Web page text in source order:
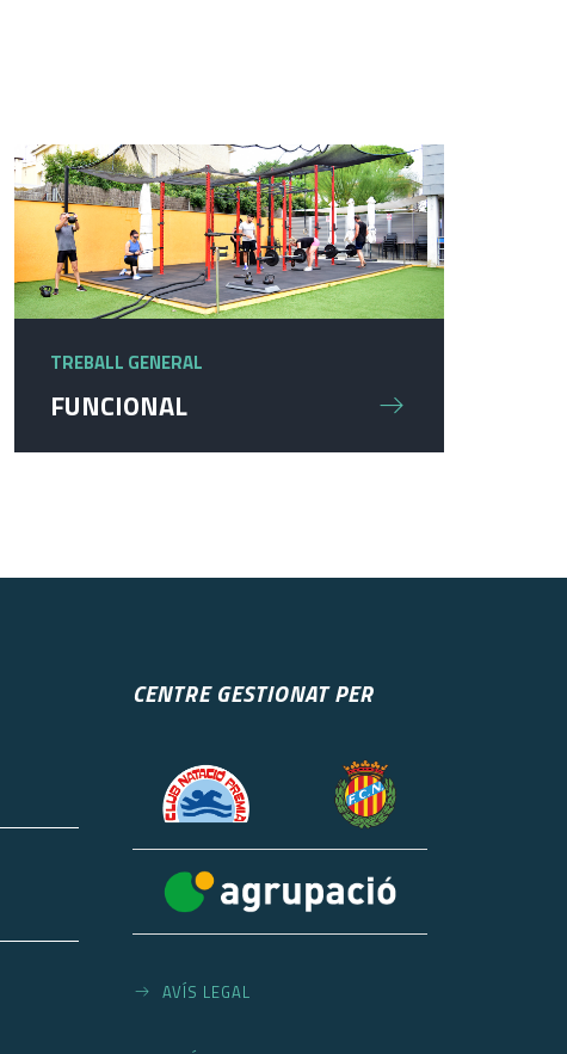
TREBALL GENERAL
FUNCIONAL
CENTRE GESTIONAT PER
AVÍS LEGAL